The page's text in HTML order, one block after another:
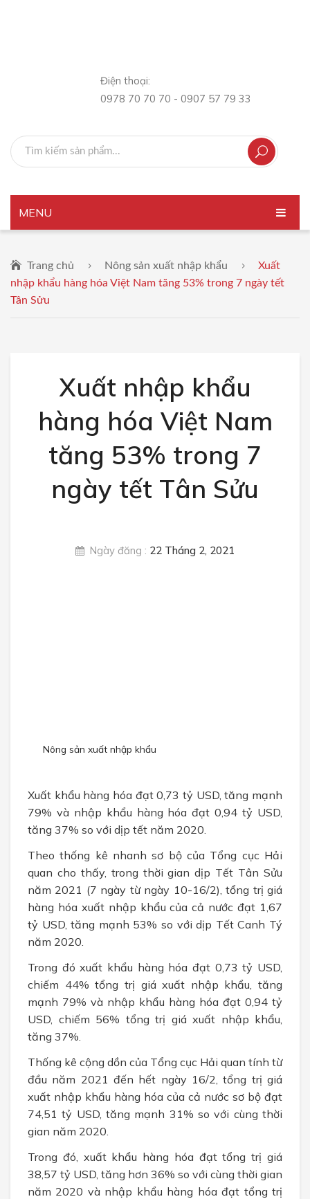
Điện thoại:
0978 70 70 70 - 0907 57 79 33
MENU
GIỚI THIỆU
SẢN PHẨM
Các loại đậu
Thực phẩm sấy
Giá nông sản
Luật nông sản
Trang chủ Nông sản xuất nhập khẩu
Xuất
nhập khẩu hàng hóa Việt Nam tăng 53% trong 7 ngày tết
Tân Sửu
Xuất nhập khẩu
hàng hóa Việt Nam
tăng 53% trong 7
ngày tết Tân Sửu
Ngày đăng : 22 Tháng 2, 2021
Nông sản xuất nhập khẩu
Xuất khẩu hàng hóa đạt 0,73 tỷ USD, tăng mạnh
79% và nhập khẩu hàng hóa đạt 0,94 tỷ USD,
tăng 37% so với dịp tết năm 2020.
Theo thống kê nhanh sơ bộ của Tổng cục Hải
quan cho thấy, trong thời gian dịp Tết Tân Sửu
năm 2021 (7 ngày từ ngày 10-16/2), tổng trị giá
hàng hóa xuất nhập khẩu của cả nước đạt 1,67
tỷ USD, tăng mạnh 53% so với dịp Tết Canh Tý
năm 2020.
Trong đó xuất khẩu hàng hóa đạt 0,73 tỷ USD,
chiếm 44% tổng trị giá xuất nhập khẩu, tăng
mạnh 79% và nhập khẩu hàng hóa đạt 0,94 tỷ
USD, chiếm 56% tổng trị giá xuất nhập khẩu,
tăng 37%.
Thống kê cộng dồn của Tổng cục Hải quan tính từ
đầu năm 2021 đến hết ngày 16/2, tổng trị giá
xuất nhập khẩu hàng hóa của cả nước sơ bộ đạt
74,51 tỷ USD, tăng mạnh 31% so với cùng thời
gian năm 2020.
Trong đó, xuất khẩu hàng hóa đạt tổng trị giá
38,57 tỷ USD, tăng hơn 36% so với cùng thời gian
năm 2020 và nhập khẩu hàng hóa đạt tổng trị